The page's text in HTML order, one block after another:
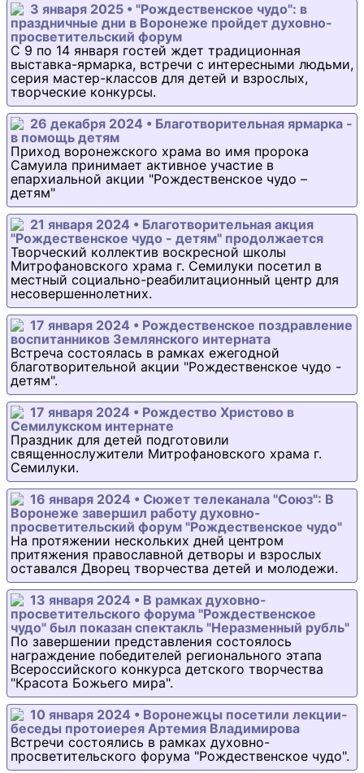
3 января 2025 • "Рождественское чудо": в
праздничные дни в Воронеже пройдет духовно-
просветительский форум
С 9 по 14 января гостей ждет традиционная
выставка-ярмарка, встречи с интересными людьми,
серия мастер-классов для детей и взрослых,
творческие конкурсы.
26 декабря 2024 • Благотворительная ярмарка -
в помощь детям
Приход воронежского храма во имя пророка
Самуила принимает активное участие в
епархиальной акции "Рождественское чудо –
детям"
21 января 2024 • Благотворительная акция
"Рождественское чудо - детям" продолжается
Творческий коллектив воскресной школы
Митрофановского храма г. Семилуки посетил в
местный социально-реабилитационный центр для
несовершеннолетних.
17 января 2024 • Рождественское поздравление
воспитанников Землянского интерната
Встреча состоялась в рамках ежегодной
благотворительной акции "Рождественское чудо -
детям".
17 января 2024 • Рождество Христово в
Семилукском интернате
Праздник для детей подготовили
священнослужители Митрофановского храма г.
Семилуки.
16 января 2024 • Сюжет телеканала "Союз": В
Воронеже завершил работу духовно-
просветительский форум "Рождественское чудо"
На протяжении нескольких дней центром
притяжения православной детворы и взрослых
оставался Дворец творчества детей и молодежи.
13 января 2024 • В рамках духовно-
просветительского форума "Рождественское
чудо" был показан спектакль "Неразменный рубль"
По завершении представления состоялось
награждение победителей регионального этапа
Всероссийского конкурса детского творчества
"Красота Божьего мира".
10 января 2024 • Воронежцы посетили лекции-
беседы протоиерея Артемия Владимирова
Встречи состоялись в рамках духовно-
просветительского форума "Рождественское чудо".